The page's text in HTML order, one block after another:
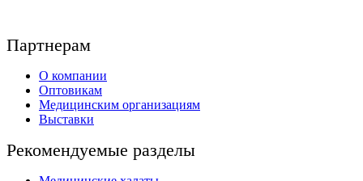
Партнерам
О компании
Оптовикам
Медицинским организациям
Выставки
Рекомендуемые разделы